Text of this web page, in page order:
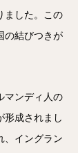
ました。この
の結びつきが
マンディ人の
形成されまし
、イングラン